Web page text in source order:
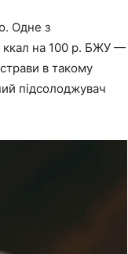
Одне з
ккал на 100 р. БЖУ —
в такому
підсолоджувач